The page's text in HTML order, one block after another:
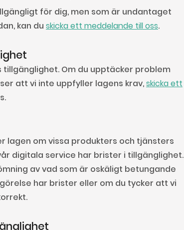
för dig, men som är undantaget
kan du skicka ett meddelande till oss.
Om du upptäcker problem
att vi inte uppfyller lagens krav,skicka ett
lagen om vissa produkters och tjänsters
digitala service har brister i tillgänglighet.
av vad som är oskäligt betungande
har brister eller om du tycker att vi